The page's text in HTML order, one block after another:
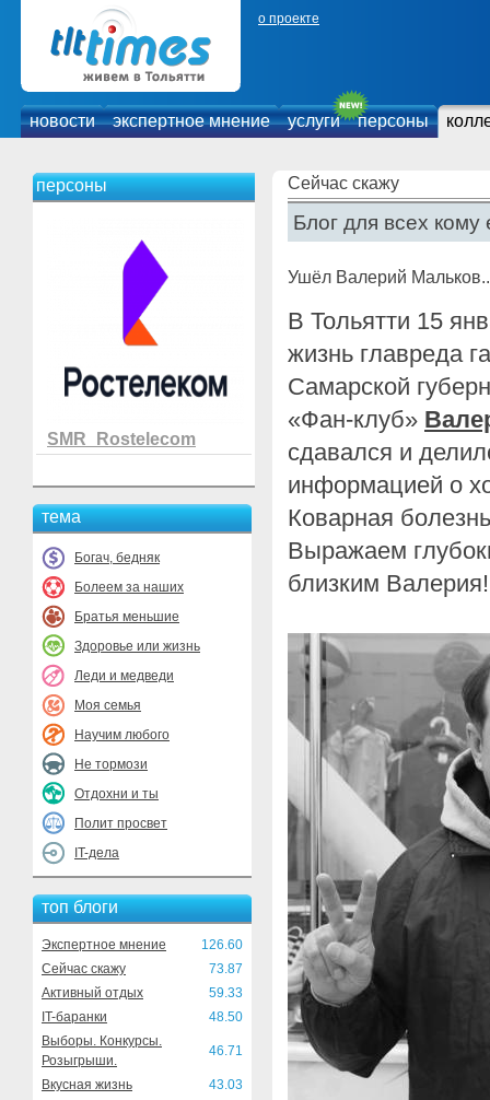
о проекте
новости экспертное мнение услуги персоны
персоны
SMR_Rostelecom
тема
Богач, бедняк
Болеем за наших
Братья меньшие
Здоровье или жизнь
Леди и медведи
Моя семья
Научим любого
Не тормози
Отдохни и ты
Полит просвет
IT-дела
топ блоги
Экспертное мнение
126.60
Сейчас скажу
73.87
Активный отдых
59.33
IT-баранки
48.50
Выборы. Конкурсы.
Розыгрыши.
46.71
Вкусная жизнь
43.03
Сейчас скажу
Блог для всех кому
Ушёл Валерий
В Тольятти 15
жизнь главреда
Самарской
«Фан-клуб»
сдавался и
информацией о
Коварная
Выражаем
близким Валерия!